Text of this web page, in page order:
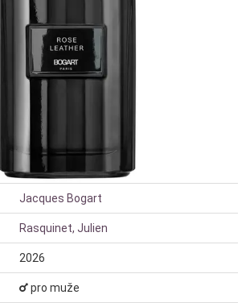
Jacques Bogart
Rasquinet, Julien
2026
pro muže